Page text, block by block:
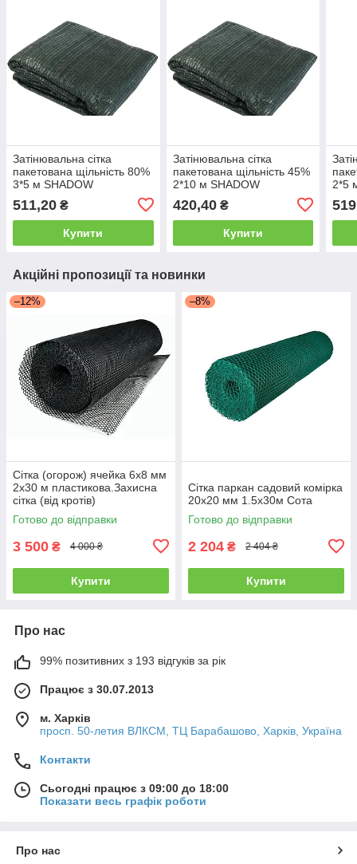
Затінювальна сітка
пакетована щільність 80%
3*5 м SHADOW
511,20 ₴
Купити
Затінювальна сітка
пакетована щільність 45%
2*10 м SHADOW
420,40₴
Купити
2*5
Акційні пропозиції та новинки
–12%
Сітка (огорож) ячейка 6х8 мм
2х30 м пластикова.Захисна
сітка (від кротів)
Готово до відправки
3 500 ₴ 4 000 ₴
Купити
–8%
Сітка паркан садовий комірка
20х20 мм 1.5х30м Сота
Готово до відправки
2 204 ₴ 2 404 ₴
Купити
Про нас
99% позитивних з 193 відгуків за рік
Працює з 30.07.2013
м. Харків
просп. 50-летия ВЛКСМ, ТЦ Барабашово, Харків, Україна
Контакти
Сьогодні працює з 09:00 до 18:00
Показати весь графік роботи
Про нас